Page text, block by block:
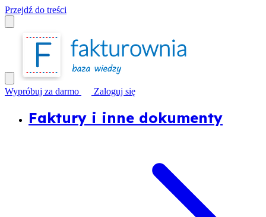
Przejdź do treści
Wypróbuj za darmo Zaloguj się
Faktury i inne dokumenty